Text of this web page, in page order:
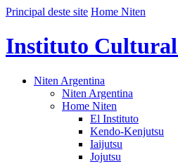
Principal deste site Home Niten
Instituto
Niten Argentina
Niten Argentina
Home Niten
El Instituto
Kendo-Kenjutsu
Iaijutsu
Jojutsu